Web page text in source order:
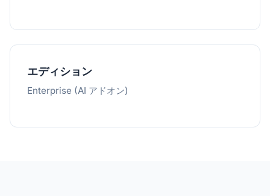
エディション
Enterprise (AI アドオン)